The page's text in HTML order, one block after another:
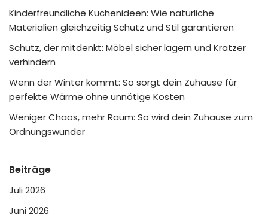
Kinderfreundliche Küchenideen: Wie natürliche
Materialien gleichzeitig Schutz und Stil garantieren
Schutz, der mitdenkt: Möbel sicher lagern und Kratzer
verhindern
Wenn der Winter kommt: So sorgt dein Zuhause für
perfekte Wärme ohne unnötige Kosten
Weniger Chaos, mehr Raum: So wird dein Zuhause zum
Ordnungswunder
Beiträge
Juli 2026
Juni 2026